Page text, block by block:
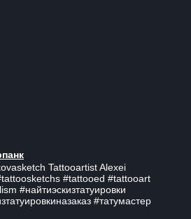
Tattooartist Alexei
#tattooed #tattooart
#найтиэскизтатуировки
#татумастер